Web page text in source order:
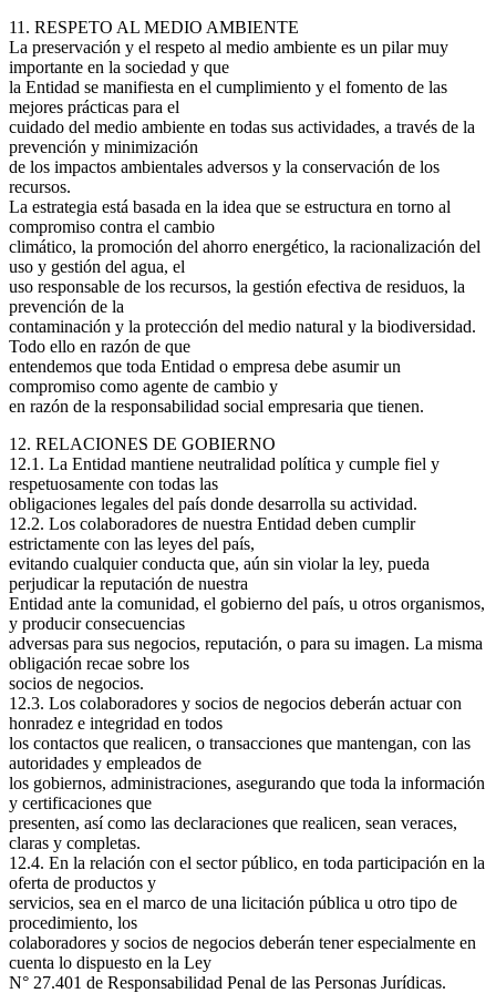
11. RESPETO AL MEDIO AMBIENTE
La preservación y el respeto al medio ambiente es un pilar muy
importante en la sociedad y que
la Entidad se manifiesta en el cumplimiento y el fomento de las
mejores prácticas para el
cuidado del medio ambiente en todas sus actividades, a través de la
prevención y minimización
de los impactos ambientales adversos y la conservación de los
recursos.
La estrategia está basada en la idea que se estructura en torno al
compromiso contra el cambio
climático, la promoción del ahorro energético, la racionalización del
uso y gestión del agua, el
uso responsable de los recursos, la gestión efectiva de residuos, la
prevención de la
contaminación y la protección del medio natural y la biodiversidad.
Todo ello en razón de que
entendemos que toda Entidad o empresa debe asumir un
compromiso como agente de cambio y
en razón de la responsabilidad social empresaria que tienen.
12. RELACIONES DE GOBIERNO
12.1. La Entidad mantiene neutralidad política y cumple fiel y
respetuosamente con todas las
obligaciones legales del país donde desarrolla su actividad.
12.2. Los colaboradores de nuestra Entidad deben cumplir
estrictamente con las leyes del país,
evitando cualquier conducta que, aún sin violar la ley, pueda
perjudicar la reputación de nuestra
Entidad ante la comunidad, el gobierno del país, u otros organismos,
y producir consecuencias
adversas para sus negocios, reputación, o para su imagen. La misma
obligación recae sobre los
socios de negocios.
12.3. Los colaboradores y socios de negocios deberán actuar con
honradez e integridad en todos
los contactos que realicen, o transacciones que mantengan, con las
autoridades y empleados de
los gobiernos, administraciones, asegurando que toda la información
y certificaciones que
presenten, así como las declaraciones que realicen, sean veraces,
claras y completas.
12.4. En la relación con el sector público, en toda participación en la
oferta de productos y
servicios, sea en el marco de una licitación pública u otro tipo de
procedimiento, los
colaboradores y socios de negocios deberán tener especialmente en
cuenta lo dispuesto en la Ley
N° 27.401 de Responsabilidad Penal de las Personas Jurídicas.